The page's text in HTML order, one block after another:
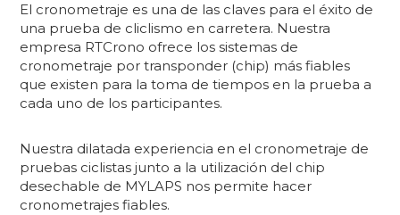
El cronometraje es una de las claves para el éxito de
una prueba de cliclismo en carretera. Nuestra
empresa RTCrono ofrece los sistemas de
cronometraje por transponder (chip) más fiables
que existen para la toma de tiempos en la prueba a
cada uno de los participantes.
Nuestra dilatada experiencia en el cronometraje de
pruebas ciclistas junto a la utilización del chip
desechable de MYLAPS nos permite hacer
cronometrajes fiables.